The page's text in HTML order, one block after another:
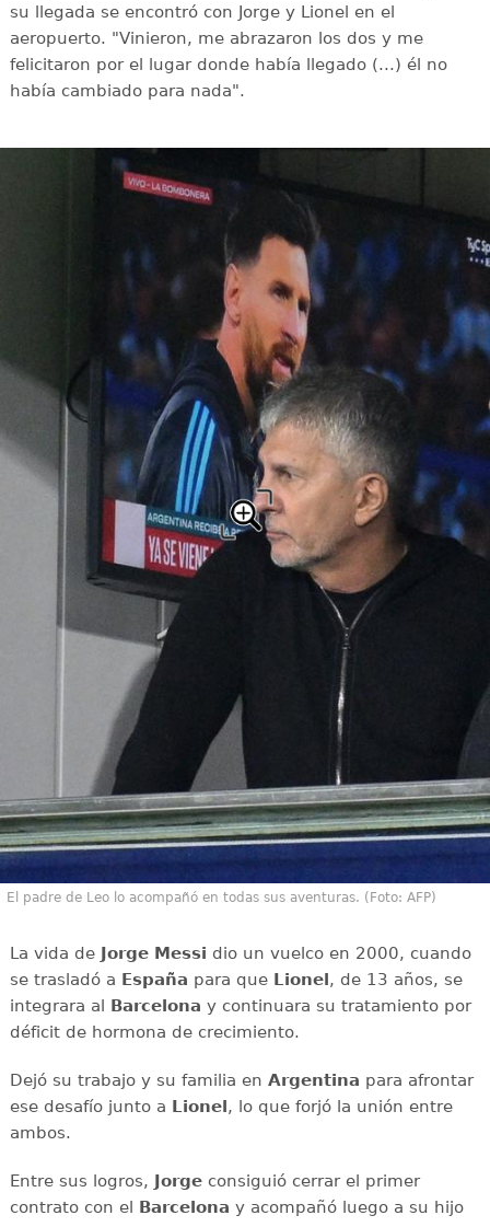
su llegada se encontró con Jorge y Lionel en el
aeropuerto. "Vinieron, me abrazaron los dos y me
felicitaron por el lugar donde había llegado (...) él no
había cambiado para nada".
El padre de Leo lo acompañó en todas sus aventuras. (Foto: AFP)
La vida de Jorge Messi dio un vuelco en 2000, cuando
se trasladó a España para que Lionel, de 13 años, se
integrara al Barcelona y continuara su tratamiento por
déficit de hormona de crecimiento.
Dejó su trabajo y su familia en Argentina para afrontar
ese desafío junto a Lionel, lo que forjó la unión entre
ambos.
Entre sus logros, Jorgeconsiguió cerrar el primer
contrato con el Barcelona y acompañó luego a su hijo